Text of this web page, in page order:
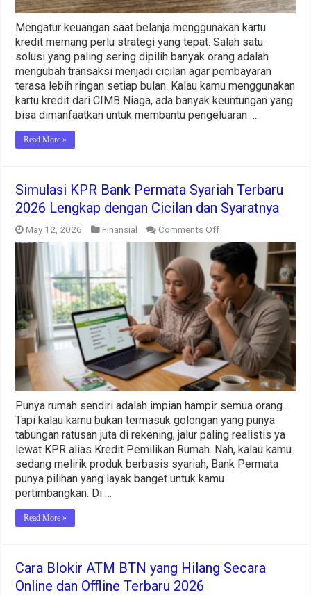
Mengatur keuangan saat belanja menggunakan kartu
kredit memang perlu strategi yang tepat. Salah satu
solusi yang paling sering dipilih banyak orang adalah
mengubah transaksi menjadi cicilan agar pembayaran
terasa lebih ringan setiap bulan. Kalau kamu menggunakan
kartu kredit dari CIMB Niaga, ada banyak keuntungan yang
bisa dimanfaatkan untuk membantu pengeluaran …
Read More »
Simulasi KPR Bank Permata Syariah Terbaru
2026 Lengkap dengan Cicilan dan Syaratnya
May 12, 2026 Finansial Comments Offon
Simulasi
KPR
Bank
Permata
Syariah
Terbaru
2026
Lengkap
dengan
Cicilan
dan
Syaratnya
Punya rumah sendiri adalah impian hampir semua orang.
Tapi kalau kamu bukan termasuk golongan yang punya
tabungan ratusan juta di rekening, jalur paling realistis ya
lewat KPR alias Kredit Pemilikan Rumah. Nah, kalau kamu
sedang melirik produk berbasis syariah, Bank Permata
punya pilihan yang layak banget untuk kamu
pertimbangkan. Di …
Read More »
Cara Blokir ATM BTN yang Hilang Secara
Online dan Offline Terbaru 2026